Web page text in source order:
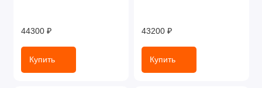
44300 ₽
Купить
43200 ₽
Купить